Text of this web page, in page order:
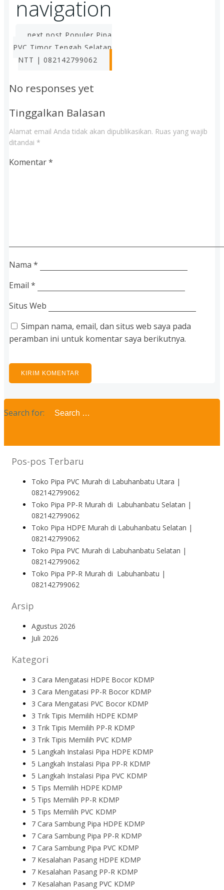
navigation
next post Populer Pipa
PVC Timor Tengah Selatan
NTT | 082142799062
No responses yet
Tinggalkan Balasan
Alamat email Anda tidak akan dipublikasikan. Ruas yang wajib
ditandai *
Komentar*
Nama *
Email *
Situs Web
Simpan nama, email, dan situs web saya pada
peramban ini untuk komentar saya berikutnya.
Search for:
Pos-pos Terbaru
Toko Pipa PVC Murah di Labuhanbatu Utara |
082142799062
Toko Pipa PP-R Murah di Labuhanbatu Selatan |
082142799062
Toko Pipa HDPE Murah di Labuhanbatu Selatan |
082142799062
Toko Pipa PVC Murah di Labuhanbatu Selatan |
082142799062
Toko Pipa PP-R Murah di Labuhanbatu |
082142799062
Arsip
Agustus 2026
Juli 2026
Kategori
3 Cara Mengatasi HDPE Bocor KDMP
3 Cara Mengatasi PP-R Bocor KDMP
3 Cara Mengatasi PVC Bocor KDMP
3 Trik Tipis Memilih HDPE KDMP
3 Trik Tipis Memilih PP-R KDMP
3 Trik Tipis Memilih PVC KDMP
5 Langkah Instalasi Pipa HDPE KDMP
5 Langkah Instalasi Pipa PP-R KDMP
5 Langkah Instalasi Pipa PVC KDMP
5 Tips Memilih HDPE KDMP
5 Tips Memilih PP-R KDMP
5 Tips Memilih PVC KDMP
7 Cara Sambung Pipa HDPE KDMP
7 Cara Sambung Pipa PP-R KDMP
7 Cara Sambung Pipa PVC KDMP
7 Kesalahan Pasang HDPE KDMP
7 Kesalahan Pasang PP-R KDMP
7 Kesalahan Pasang PVC KDMP